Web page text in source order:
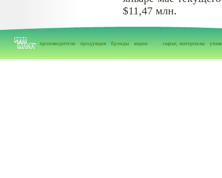
$11,47 млн.
производители продукция брэнды акции сырье, материалы